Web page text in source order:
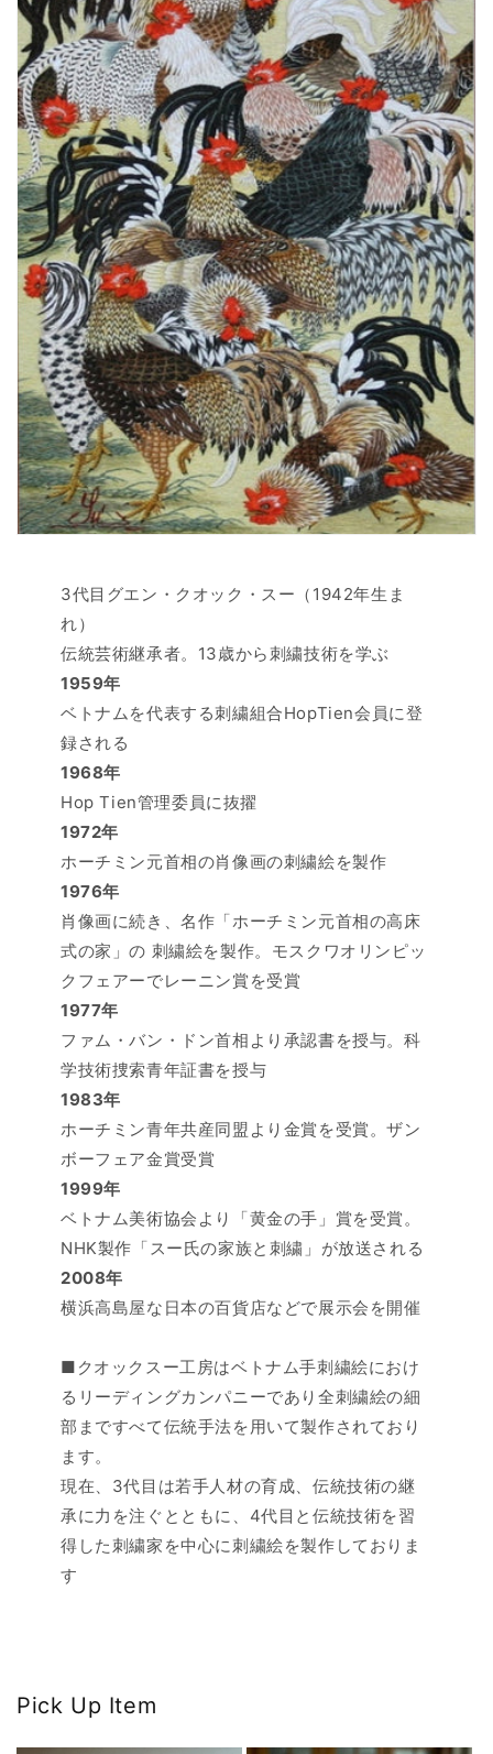
3代目グエン・クオック・スー（1942年生ま
れ）
伝統芸術継承者。13歳から刺繍技術を学ぶ
1959年
ベトナムを代表する刺繍組合HopTien会員に登
録される
1968年
Hop Tien管理委員に抜擢
1972年
ホーチミン元首相の肖像画の刺繍絵を製作
1976年
肖像画に続き、名作「ホーチミン元首相の高床
式の家」の 刺繍絵を製作。モスクワオリンピッ
クフェアーでレーニン賞を受賞
1977年
ファム・バン・ドン首相より承認書を授与。科
学技術捜索青年証書を授与
1983年
ホーチミン青年共産同盟より金賞を受賞。ザン
ボーフェア金賞受賞
1999年
ベトナム美術協会より「黄金の手」賞を受賞。
NHK製作「スー氏の家族と刺繍」が放送される
2008年
横浜高島屋な日本の百貨店などで展示会を開催
■クオックスー工房はベトナム手刺繍絵におけ
るリーディングカンパニーであり全刺繍絵の細
部まですべて伝統手法を用いて製作されており
ます。
現在、3代目は若手人材の育成、伝統技術の継
承に力を注ぐとともに、4代目と伝統技術を習
得した刺繍家を中心に刺繍絵を製作しておりま
す
Pick Up Item